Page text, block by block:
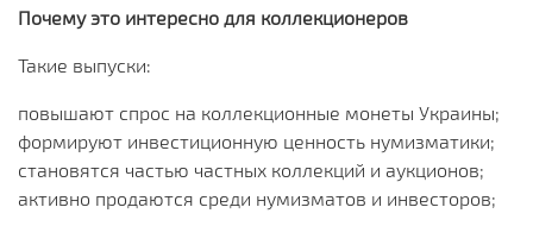
Почему это интересно для коллекционеров
Такие выпуски:
повышают спрос на коллекционные монеты Украины;
формируют инвестиционную ценность нумизматики;
становятся частью частных коллекций и аукционов;
активно продаются среди нумизматов и инвесторов;